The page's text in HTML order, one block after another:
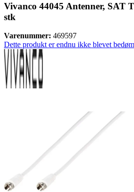
Vivanco 44045 Antenner, SAT
stk
Varenummer: 469597
Dette produkt er endnu ikke blevet